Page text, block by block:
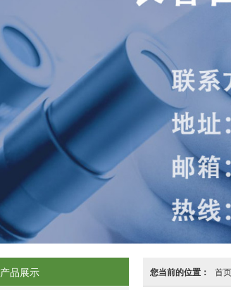
您当前的位置： 首页
产品展示